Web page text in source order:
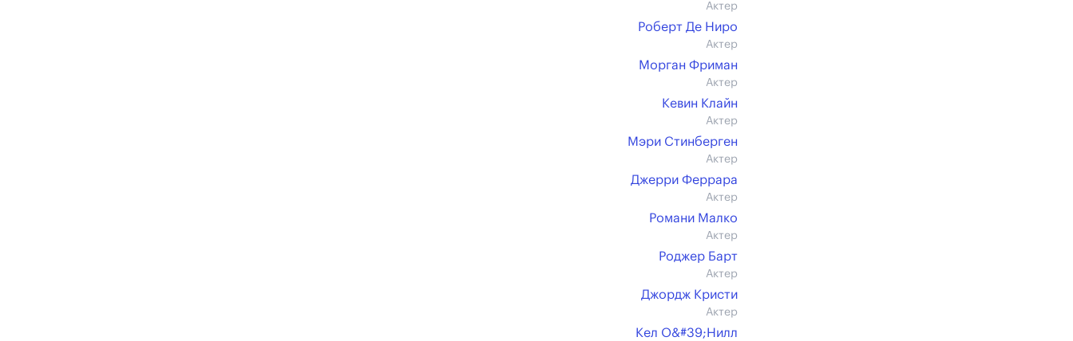
Актер
Роберт Де Ниро
Актер
Морган Фриман
Актер
Кевин Клайн
Актер
Мэри Стинберген
Актер
Джерри Феррара
Актер
Романи Малко
Актер
Роджер Барт
Актер
Джордж Кристи
Актер
Кел О&#39;Нилл